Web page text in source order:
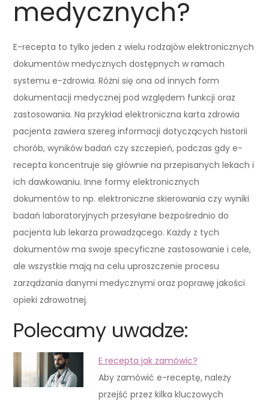
medycznych?
E-recepta to tylko jeden z wielu rodzajów elektronicznych
dokumentów medycznych dostępnych w ramach
systemu e-zdrowia. Różni się ona od innych form
dokumentacji medycznej pod względem funkcji oraz
zastosowania. Na przykład elektroniczna karta zdrowia
pacjenta zawiera szereg informacji dotyczących historii
chorób, wyników badań czy szczepień, podczas gdy e-
recepta koncentruje się głównie na przepisanych lekach i
ich dawkowaniu. Inne formy elektronicznych
dokumentów to np. elektroniczne skierowania czy wyniki
badań laboratoryjnych przesyłane bezpośrednio do
pacjenta lub lekarza prowadzącego. Każdy z tych
dokumentów ma swoje specyficzne zastosowanie i cele,
ale wszystkie mają na celu uproszczenie procesu
zarządzania danymi medycznymi oraz poprawę jakości
opieki zdrowotnej.
Polecamy uwadze:
E recepta jak zamówic?
Aby zamówić e-receptę, należy
przejść przez kilka kluczowych